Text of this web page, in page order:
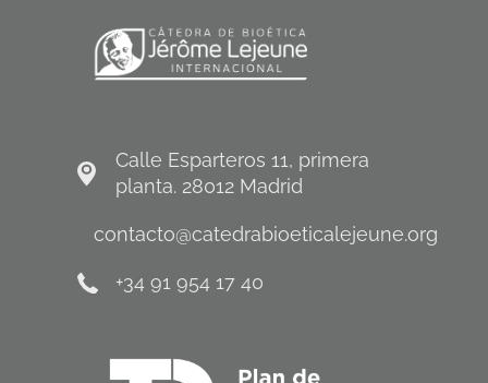
Calle Esparteros 11, primera
planta. 28012 Madrid
contacto@catedrabioeticalejeune.org
+34 91 954 17 40